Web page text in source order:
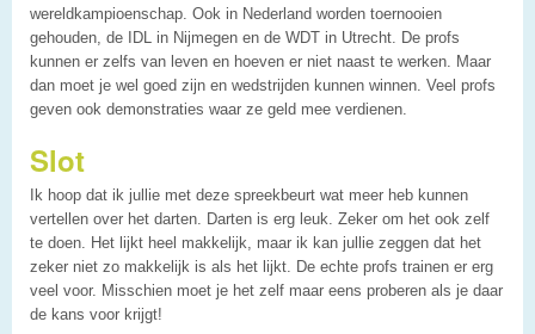
wereldkampioenschap. Ook in Nederland worden toernooien
gehouden, de IDL in Nijmegen en de WDT in Utrecht. De profs
kunnen er zelfs van leven en hoeven er niet naast te werken. Maar
dan moet je wel goed zijn en wedstrijden kunnen winnen. Veel profs
geven ook demonstraties waar ze geld mee verdienen.
Slot
Ik hoop dat ik jullie met deze spreekbeurt wat meer heb kunnen
vertellen over het darten. Darten is erg leuk. Zeker om het ook zelf
te doen. Het lijkt heel makkelijk, maar ik kan jullie zeggen dat het
zeker niet zo makkelijk is als het lijkt. De echte profs trainen er erg
veel voor. Misschien moet je het zelf maar eens proberen als je daar
de kans voor krijgt!